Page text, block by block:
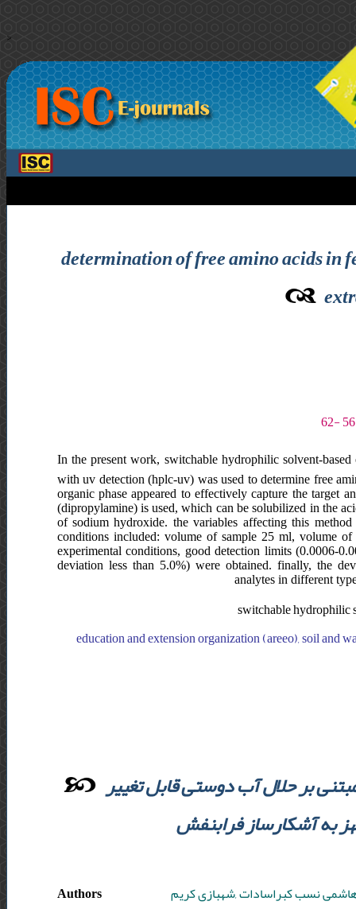
>
determination of free amino acids in
In the present work, switchable hydrophilic solvent-
with uv detection (hplc-uv) was used to determine free
organic phase appeared to effectively capture the target
(dipropylamine) is used, which can be solubilized in the
of sodium hydroxide. the variables affecting this
conditions included: volume of sample 25 ml, volume
experimental conditions, good detection limits (0.0006-
deviation less than 5.0%) were obtained. finally, the
analytes in different
switchable hydrophilic
education and extension organization (areeo), soil and
بر حلال آب دوستی قابل تغییر
به آشکارساز فرابنفش
Authors
نسب کبراسادات ,شهبازی کریم